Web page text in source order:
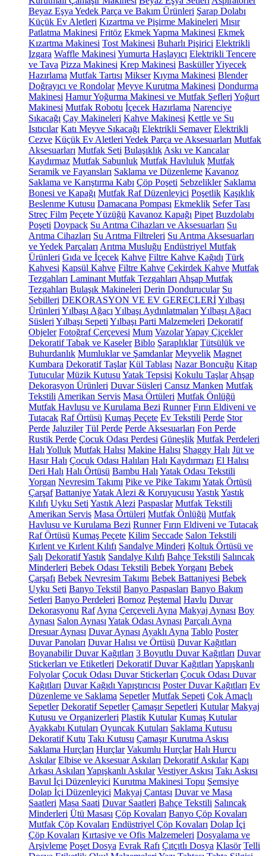
Beyaz Eşya Yedek Parça ve Bakım Ürünleri Şarap Dolabı
Küçük Ev Aletleri Kızartma ve Pişirme Makineleri Mısır
Patlatma Makinesi Fritöz Ekmek Yapma Makinesi Ekmek
Kızartma Makinesi Tost Makinesi Buharlı Pişirici Elektrikli
Izgara Waffle Makinesi Yumurta Haşlayıcı Elektrikli Tencere
ve Tava Pizza Makinesi Krep Makinesi BasküllerYiyecek
Hazırlama Mutfak Tartısı Mikser Kıyma Makinesi Blender
Doğrayıcı ve Rondolar Meyve Kurutma Makinesi Dondurma
Makinesi Hamur Yoğurma Makinesi ve Mutfak Şefleri Yoğurt
Makinesi Mutfak Robotu İçecek Hazırlama Narenciye
Sıkacağı Çay Makineleri Kahve Makinesi Kettle ve Su
Isıtıcılar Katı Meyve Sıkacağı Elektrikli Semaver Elektrikli
Cezve Küçük Ev Aletleri Yedek Parça ve Aksesuarları Mutfak
Aksesuarları Mutfak Seti Bulaşıklık Askı ve Kancalar
Kaydırmaz Mutfak Sabunluk Mutfak Havluluk Mutfak
Seramik ve Fayansları Saklama ve Düzenleme Kavanoz
Saklama ve Karıştırma Kabı Çöp Poşeti Sebzelikler Saklama
Bonesi ve Kapağı Mutfak Raf Düzenleyici Poşetlik Kaşıklık
Beslenme Kutusu Damacana Pompası Ekmeklik Sefer Tası
Streç Film Peçete Yüzüğü Kavanoz Kapağı Pipet Buzdolabı
Poşeti Doypack Su Arıtma Cihazları ve Aksesuarları Su
Arıtma Cihazları Su Arıtma Filtreleri Su Arıtma Aksesuarları
ve Yedek Parçaları Arıtma Musluğu Endüstriyel Mutfak
Ürünleri Gıda ve İçecek Kahve Filtre Kahve Kağıdı Türk
Kahvesi Kapsül Kahve Filtre Kahve Çekirdek Kahve Mutfak
Tezgahları Laminant Mutfak Tezgahları Ahşap Mutfak
Tezgahları Bulaşık Makineleri Derin Dondurucular Su
Sebilleri DEKORASYON VE EV GEREÇLERİYılbaşı
Ürünleri Yılbaşı Ağacı Yılbaşı Aydınlatmaları Yılbaşı Ağacı
Süsleri Yılbaşı Sepeti Yılbaşı Parti Malzemeleri Dekoratif
Objeler Fotoğraf Çerçevesi Mum VazolarYapay Çiçekler
Dekoratif Tabak ve Kaseler Biblo Şaraplıklar Tütsülük ve
Buhurdanlık Mumluklar ve Şamdanlar Meyvelik Magnet
Kumbara Dekoratif Taşlar Kül Tablası Nazar Boncuğu Kitap
Tutucular Müzik Kutusu Yatak Tepsisi Kokulu Taşlar Ahşap
Dekorasyon Ürünleri Duvar Süsleri Cansız Manken Mutfak
Tekstili Amerikan Servis Masa Örtüleri Mutfak Önlüğü
Mutfak Havlusu ve Kurulama Bezi Runner Fırın Eldiveni ve
Tutacak Raf Örtüsü Kumaş Peçete Ev Tekstili Perde Stor
Perde Jaluziler Tül Perde Perde Aksesuarları Fon Perde
Rustik Perde Çocuk Odası Perdesi Güneşlik Mutfak Perdeleri
Halı Yolluk Mutfak Halısı Makine Halısı Shaggy Halı Jüt ve
Hasır Halı Çocuk Odası Halıları Halı Kaydırmazı El Halısı
Deri Halı Halı Örtüsü Bambu Halı Yatak Odası Tekstili
Yorgan Nevresim Takımı Pike ve Pike Takımı Yatak Örtüsü
Çarşaf BattaniyeYatak Alezi & Koruyucusu YastıkYastık
Kılıfı Uyku Seti Yastık Alezi Paspaslar Mutfak Tekstili
Amerikan Servis Masa Örtüleri Mutfak Önlüğü Mutfak
Havlusu ve Kurulama Bezi Runner Fırın Eldiveni ve Tutacak
Raf Örtüsü Kumaş Peçete Kilim Seccade Salon Tekstili
Kırlent ve Kırlent Kılıfı Sandalye Minderi Koltuk Örtüsü ve
Şalı Dekoratif Yastık Sandalye Kılıfı Bahçe Tekstili Salıncak
Minderleri Bebek Odası Tekstili Bebek Yorganı Bebek
Çarşafı Bebek Nevresim Takımı Bebek Battaniyesi Bebek
Uyku Seti Banyo Tekstil Banyo Paspasları Banyo Bakım
Setleri Banyo Perdeleri Bornoz Peştemal Havlu Duvar
Dekorasyonu Raf Ayna Çerçeveli Ayna Makyaj Aynası Boy
Aynası Salon Aynası Yatak Odası Aynası Parçalı Ayna
Dresuar Aynası Duvar Aynası Ayaklı Ayna Tablo Poster
Duvar Panoları Duvar Halısı ve Örtüsü Duvar Kağıtları
Boyanabilir Duvar Kağıtları 3 Boyutlu Duvar Kağıtları Duvar
Stickerları ve Etiketleri Dekoratif Duvar Kağıtları Yapışkanlı
Folyolar Çocuk Odası Duvar Stickerları Çocuk Odası Duvar
Kağıtları Duvar Kağıdı Yapıştırıcısı Poster Duvar Kağıtları Ev
Düzenleme ve Saklama Sepetler Mutfak Sepeti Çok Amaçlı
Sepetler Dekoratif Sepetler Çamaşır Sepetleri Kutular Makyaj
Kutusu ve Organizerleri Plastik Kutular Kumaş Kutular
Ayakkabı Kutuları Oyuncak Kutuları Saklama Kutusu
Dekoratif Kutu Takı Kutusu Çamaşır Kurutma Askısı
Saklama Hurçları Hurçlar Vakumlu Hurçlar Halı Hurcu
Askılar Elbise ve Aksesuar Askıları Dekoratif Askılar Kapı
Arkası Askıları Yapışkanlı Askılar Vestiyer Askısı Takı Askısı
Bavul İçi Düzenleyici Kurutma Makinesi Topu Şemsiye
Dolap İçi Düzenleyici Makyaj Çantası Duvar ve Masa
Saatleri Masa Saati Duvar Saatleri Bahçe Tekstili Salıncak
Minderleri Ütü Masası Çöp Kovaları Banyo Çöp Kovaları
Mutfak Çöp Kovaları Endüstriyel Çöp Kovaları Dolap İçi
Çöp Kovaları Kırtasiye ve Ofis Malzemeleri Dosyalama ve
Arşivleme Poşet Dosya Evrak Rafı Çıtçıtlı Dosya Klasör Telli